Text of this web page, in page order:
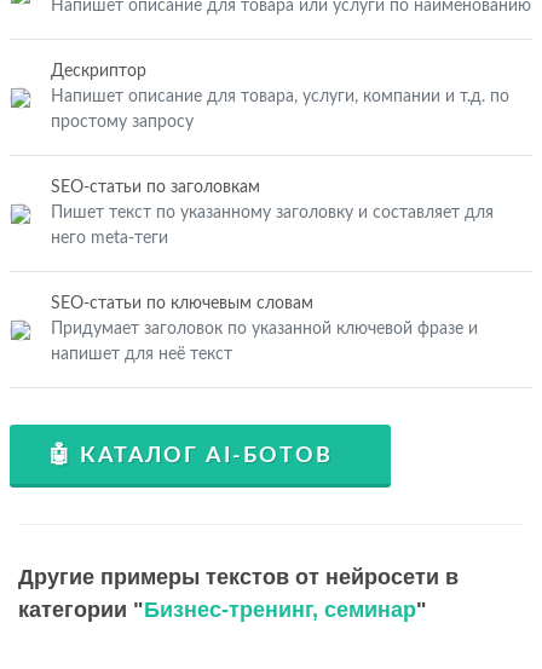
Напишет описание для товара или услуги по наименованию
Дескриптор
Напишет описание для товара, услуги, компании и т.д. по
простому запросу
SEO-статьи по заголовкам
Пишет текст по указанному заголовку и составляет для
него meta-теги
SEO-статьи по ключевым словам
Придумает заголовок по указанной ключевой фразе и
напишет для неё текст
🤖 КАТАЛОГ AI-БОТОВ
Другие примеры текстов от нейросети в
категории "Бизнес-тренинг, семинар"